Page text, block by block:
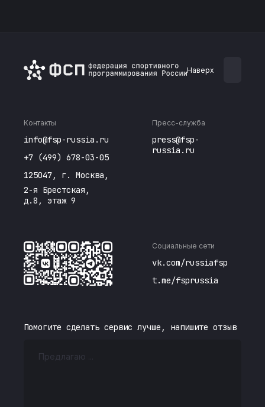
Наверх
Контакты
info@fsp-russia.ru
+7 (499) 678-03-05
125047, г. Москва,
2-я Брестская,
д.8, этаж 9
Пресс-служба
press@fsp-
russia.ru
Социальные сети
vk.com/russiafsp
t.me/fsprussia
Помогите сделать сервис лучше, напишите отзыв